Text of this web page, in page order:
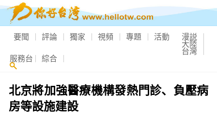
要聞 評論 獨家 視頻 專題 活動 漫説
大陸
台灣
服務台 綜合
北京將加強醫療機構發熱門診、負壓病
房等設施建設